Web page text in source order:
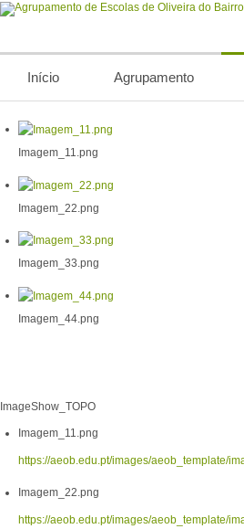
Início Agrupamento
Imagem_11.png
Imagem_22.png
Imagem_33.png
Imagem_44.png
ImageShow_TOPO
Imagem_11.png
https://aeob.edu.pt/images/aeob_template/
Imagem_22.png
https://aeob.edu.pt/images/aeob_template/